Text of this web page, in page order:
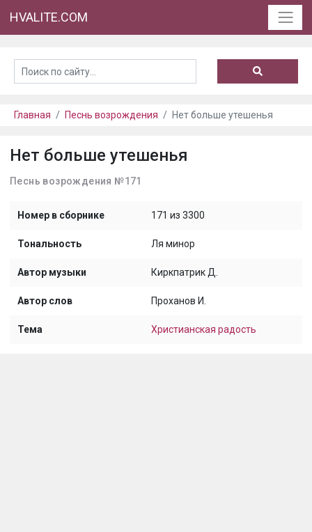
HVALITE.COM
Главная Песнь возрождения Нет больше утешенья
Нет больше утешенья
Песнь возрождения №171
Номер в сборнике 171 из 3300
Тональность Ля минор
Автор музыки Киркпатрик Д.
Автор слов Проханов И.
Тема Христианская радость